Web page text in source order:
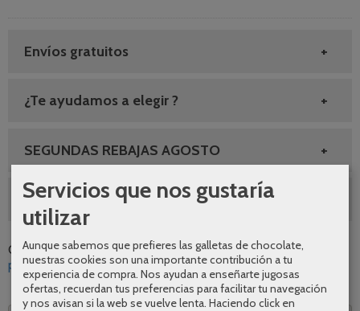
Envíos gratuitos
¿Te ayudamos a elegir ?
SEGUNDAS REBAJAS AGOSTO
10% DESCUENTO GRIFERIA
Categoría:Grifería| Tags:diseno calidad comodidad oferta
promocion grifo bidet imex niquel-cepillado|Comentarios
Servicios que nos gustaría
utilizar
Aunque sabemos que prefieres las galletas de chocolate,
nuestras cookies son una importante contribución a tu
experiencia de compra. Nos ayudan a enseñarte jugosas
ofertas, recuerdan tus preferencias para facilitar tu navegación
y nos avisan si la web se vuelve lenta. Haciendo click en